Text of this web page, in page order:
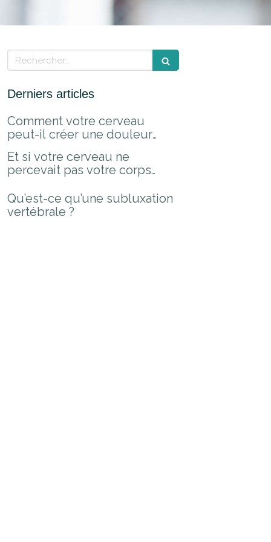
Rechercher
Derniers articles
Comment votre cerveau
peut-il créer une douleur
blessure ?
Et si votre cerveau ne
percevait pas votre corps
Qu’est-ce qu’une subluxation
vertébrale ?